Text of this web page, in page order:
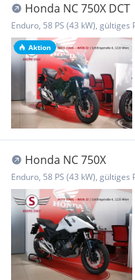
Aktion
Honda NC 750X DCT
Enduro, 58 PS (43 kW),
Honda NC 750X
Enduro, 58 PS (43 kW),